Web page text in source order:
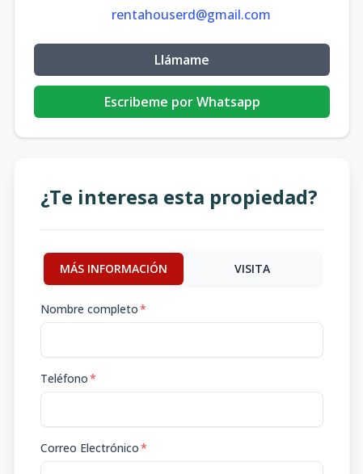
rentahouserd@gmail.com
Llámame
Escribeme por Whatsapp
¿Te interesa esta propiedad?
MÁS INFORMACIÓN VISITA
Nombre completo*
Teléfono*
Correo Electrónico*